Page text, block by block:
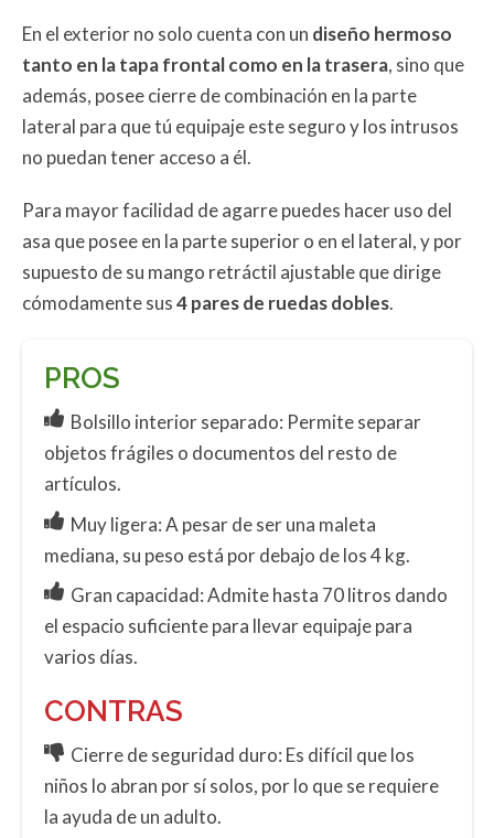
En el exterior no solo cuenta con un diseño hermoso
tanto en la tapa frontal como en la trasera, sino que
además, posee cierre de combinación en la parte
lateral para que tú equipaje este seguro y los intrusos
no puedan tener acceso a él.
Para mayor facilidad de agarre puedes hacer uso del
asa que posee en la parte superior o en el lateral, y por
supuesto de su mango retráctil ajustable que dirige
cómodamente sus4 pares de ruedas dobles.
PROS
Bolsillo interior separado: Permite separar
objetos frágiles o documentos del resto de
artículos.
Muy ligera: A pesar de ser una maleta
mediana, su peso está por debajo de los 4 kg.
Gran capacidad: Admite hasta 70 litros dando
el espacio suficiente para llevar equipaje para
varios días.
CONTRAS
Cierre de seguridad duro: Es difícil que los
niños lo abran por sí solos, por lo que se requiere
la ayuda de un adulto.